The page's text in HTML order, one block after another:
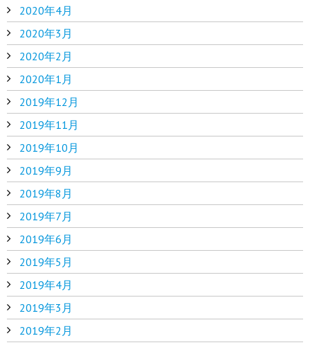
2020年4月
2020年3月
2020年2月
2020年1月
2019年12月
2019年11月
2019年10月
2019年9月
2019年8月
2019年7月
2019年6月
2019年5月
2019年4月
2019年3月
2019年2月